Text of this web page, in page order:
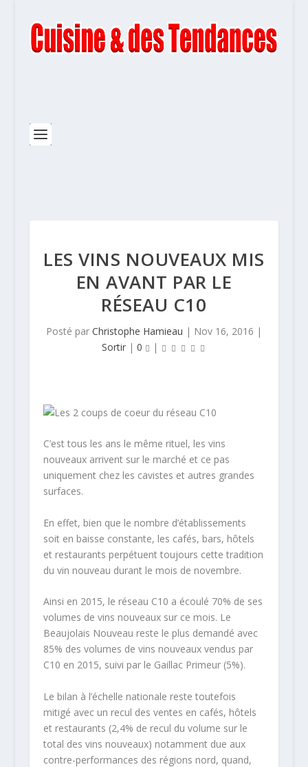
LES VINS NOUVEAUX MIS
EN AVANT PAR LE
RÉSEAU C10
Posté par Christophe Hamieau | Nov 16, 2016 |
Sortir| 0 |
C’est tous les ans le même rituel, les vins
nouveaux arrivent sur le marché et ce pas
uniquement chez les cavistes et autres grandes
surfaces.
En effet, bien que le nombre d’établissements
soit en baisse constante, les cafés, bars, hôtels
et restaurants perpétuent toujours cette tradition
du vin nouveau durant le mois de novembre.
Ainsi en 2015, le réseau C10 a écoulé 70% de ses
volumes de vins nouveaux sur ce mois. Le
Beaujolais Nouveau reste le plus demandé avec
85% des volumes de vins nouveaux vendus par
C10 en 2015, suivi par le Gaillac Primeur (5%).
Le bilan à l’échelle nationale reste toutefois
mitigé avec un recul des ventes en cafés, hôtels
et restaurants (2,4% de recul du volume sur le
total des vins nouveaux) notamment due aux
contre-performances des régions nord, quand,